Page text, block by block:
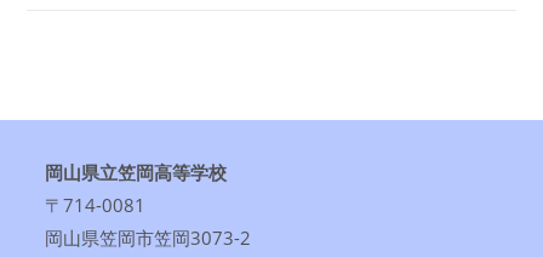
岡山県立笠岡高等学校
〒714-0081
岡山県笠岡市笠岡3073-2